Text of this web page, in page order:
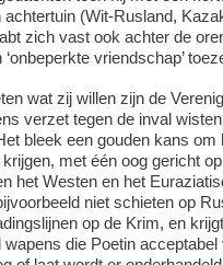
achtertuin (Wit-Rusland,
zich vast ook achter de
vriendschap’
wat zij willen zijn de
verzet tegen de inval
bleek een gouden kans om
met één oog gericht
het Westen en het
niet schieten op
op de Krim, en
die Poetin